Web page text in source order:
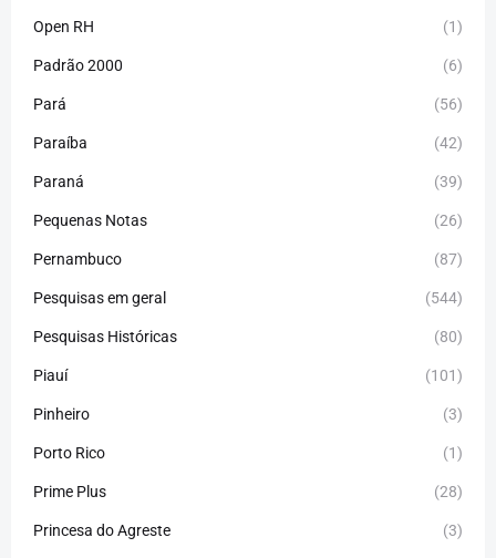
Open RH (1)
Padrão 2000 (6)
Pará (56)
Paraíba (42)
Paraná (39)
Pequenas Notas (26)
Pernambuco (87)
Pesquisas em geral (544)
Pesquisas Históricas (80)
Piauí (101)
Pinheiro (3)
Porto Rico (1)
Prime Plus (28)
Princesa do Agreste (3)